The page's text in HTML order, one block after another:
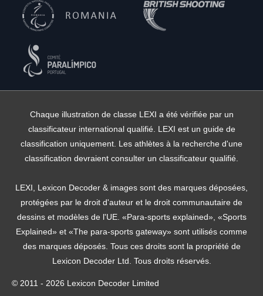
Chaque illustration de classe LEXI a été vérifiée par un
classificateur international qualifié. LEXI est un guide de
classification uniquement. Les athlètes à la recherche d'une
classification devraient consulter un classificateur qualifié.
LEXI, Lexicon Decoder & images sont des marques déposées,
protégées par le droit d'auteur et le droit communautaire de
dessins et modèles de l'UE. «Para-sports explained», «Sports
Explained» et «The para-sports gateway» sont utilisés comme
des marques déposés. Tous ces droits sont la propriété de
Lexicon Decoder Ltd. Tous droits réservés.
© 2011 - 2026 Lexicon Decoder Limited